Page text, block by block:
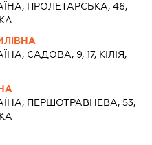
ПРОЛЕТАРСЬКА, 46,
САДОВА, 9, 17, КІЛІЯ,
ПЕРШОТРАВНЕВА, 53,